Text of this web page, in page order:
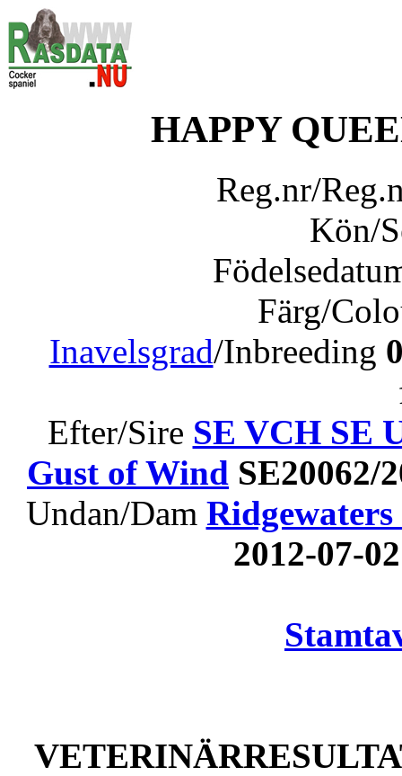
HAPPY
Reg.nr/
Kön/
Färg/
Inavelsgrad/Inbreeding
Efter/Sire SE VCH SE
Gust of Wind
Undan/Dam
2012-07-